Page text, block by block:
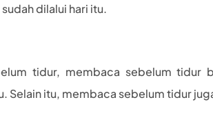
dilalui hari itu.
tidur, membaca sebelum tidur
Selain itu, membaca sebelum tidur